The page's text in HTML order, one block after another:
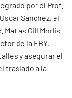
por el Prof.
Sánchez, el
Matías Gill Morlis
de la EBY,
y asegurar el
traslado a la